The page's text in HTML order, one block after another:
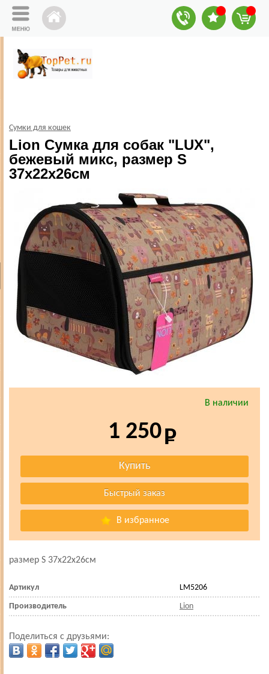
Сумки для кошек
Lion Сумка для собак "LUX",
бежевый микс, размер S
37х22х26см
В наличии
1 250
В избранное
размер S 37х22х26см
Артикул LM5206
Производитель Lion
Поделиться с друзьями: